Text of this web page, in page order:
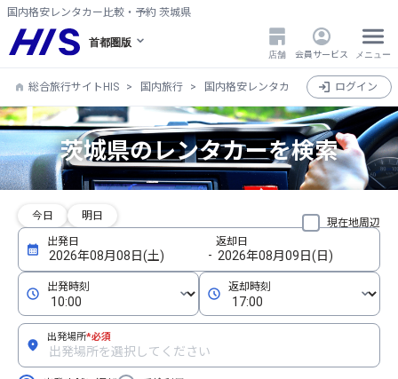
国内格安レンタカー比較・予約 茨城県
首都圏版
店舗 会員サービス メニュー
総合旅行サイトHIS 国内旅行 国内格安レンタカー比較・検索・予約
ログイン
茨城県のレンタカーを検索
現在地周辺
今日 明日
出発場所*必須